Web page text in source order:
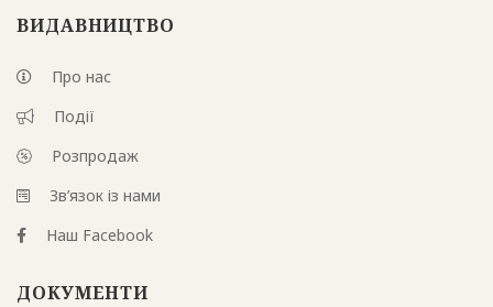
ВИДАВНИЦТВО
Про нас
Події
Розпродаж
Зв’язок із нами
Наш Facebook
ДОКУМЕНТИ